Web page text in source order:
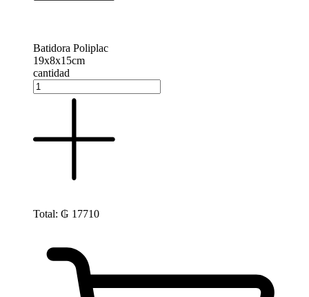
Batidora Poliplac
19x8x15cm
cantidad
Total: ₲ 17710